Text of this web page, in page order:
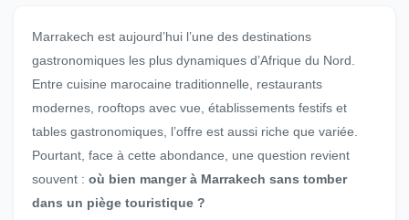
Marrakech est aujourd’hui l’une des destinations
gastronomiques les plus dynamiques d’Afrique du Nord.
Entre cuisine marocaine traditionnelle, restaurants
modernes, rooftops avec vue, établissements festifs et
tables gastronomiques, l’offre est aussi riche que variée.
Pourtant, face à cette abondance, une question revient
souvent : où bien manger à Marrakech sans tomber
dans un piège touristique ?